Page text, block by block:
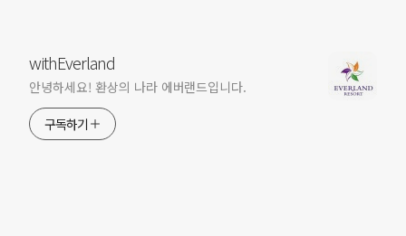
withEverland
안녕하세요! 환상의 나라 에버랜드입니다.
구독하기